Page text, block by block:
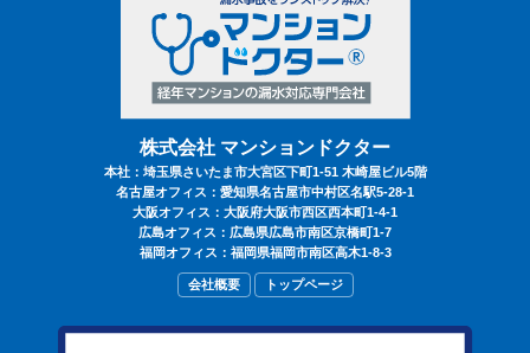
よくある質問
株式会社 マンションドクター
本社：埼玉県さいたま市大宮区下町1-51 木崎屋ビル5階
名古屋オフィス：愛知県名古屋市中村区名駅5-28-1
大阪オフィス：大阪府大阪市西区西本町1-4-1
広島オフィス：広島県広島市南区京橋町1-7
福岡オフィス：福岡県福岡市南区高木1-8-3
会社概要 トップページ